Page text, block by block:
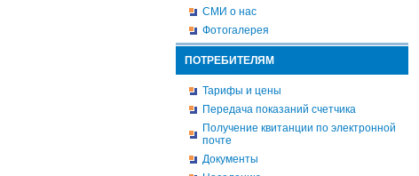
СМИ о нас
Фотогалерея
ПОТРЕБИТЕЛЯМ
Тарифы и цены
Передача показаний счетчика
Получение квитанции по электронной
почте
Документы